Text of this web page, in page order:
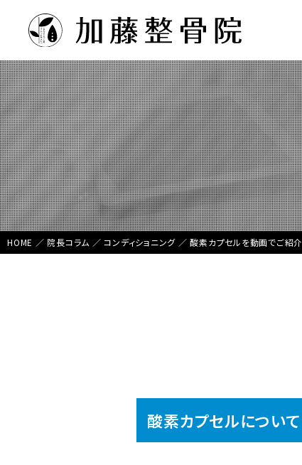
HOME ／ 院長コラム ／コンディショニング ／酸素カプセルを動画でご紹介
酸素カプセルについて